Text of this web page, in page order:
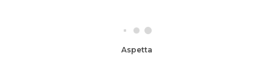
Aspetta